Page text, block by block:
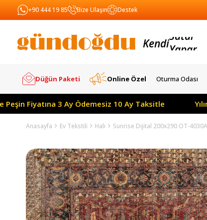
+90 444 19 85 Bize Ulaşın Destek
KendiYapar
Düğün Paketi Online Özel Oturma Odası
Fiyatına 3 Ay Ödemesiz 10 Ay Taksitle Yılın
Anasayfa Ev Tekstili Halı Sunrise Dijital 200x290 OT-4030A